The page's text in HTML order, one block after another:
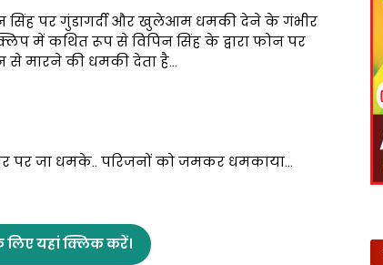
सिंह पर गुंडागर्दी और खुलेआम धमकी देने के गंभीर
में कथित रूप से विपिन सिंह के द्वारा फोन पर
से मारने की धमकी देता है...
पर जा धमके.. परिजनों को जमकर धमकाया...
लिए यहां क्लिक करें।